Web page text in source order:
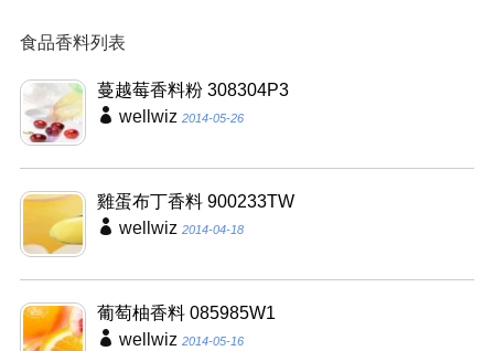
食品香料列表
蔓越莓香料粉 308304P3
wellwiz 2014-05-26
雞蛋布丁香料 900233TW
wellwiz 2014-04-18
葡萄柚香料 085985W1
wellwiz 2014-05-16